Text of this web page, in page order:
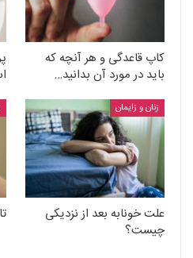
کاپ قاعدگی و هر آنچه که
باید در مورد آن بدانید…
زنان و زایمان
علت خونابه بعد از نزدیکی
چیست؟